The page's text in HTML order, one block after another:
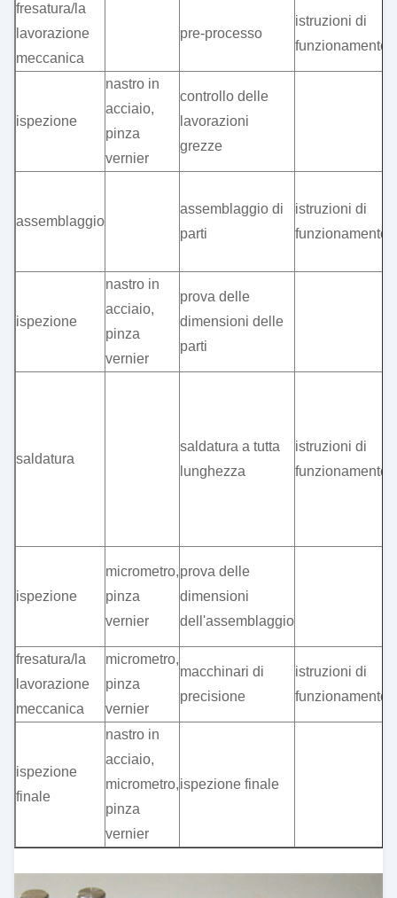
fresatura/la
lavorazione
meccanica
pre-processo
istruzioni di
funzionamento
ispezione
nastro in
acciaio,
pinza
vernier
controllo delle
lavorazioni
grezze
assemblaggio
assemblaggio di
parti
istruzioni di
funzionamento
ispezione
nastro in
acciaio,
pinza
vernier
prova delle
dimensioni delle
parti
saldatura
saldatura a tutta
lunghezza
istruzioni di
funzionamento
ispezione
micrometro,
pinza
vernier
prova delle
dimensioni
dell'assemblaggio
fresatura/la
lavorazione
meccanica
micrometro,
pinza
vernier
macchinari di
precisione
istruzioni di
funzionamento
ispezione
finale
nastro in
acciaio,
micrometro,
pinza
vernier
ispezione finale